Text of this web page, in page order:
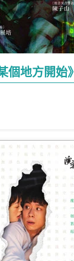
個地方開始》